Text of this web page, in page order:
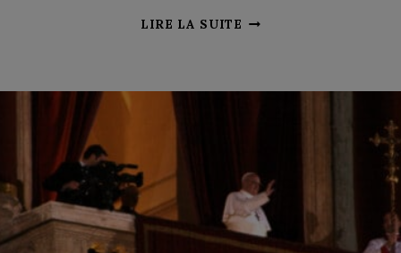
LIRE LA SUITE RÉACTION
? »